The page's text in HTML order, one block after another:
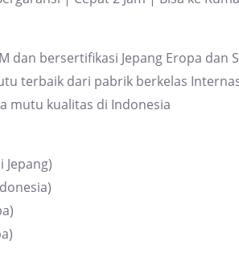
dan bersertifikasi Jepang Eropa dan
terbaik dari pabrik berkelas
mutu kualitas di Indonesia
Jepang)